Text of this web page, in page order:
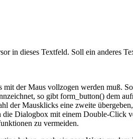
in dieses Textfeld. Soll ein anderes
der Maus vollzogen werden muß.
so gibt form_button() dem
der Mausklicks eine zweite
Dialogbox mit einem Double-Click
zu vermeiden.